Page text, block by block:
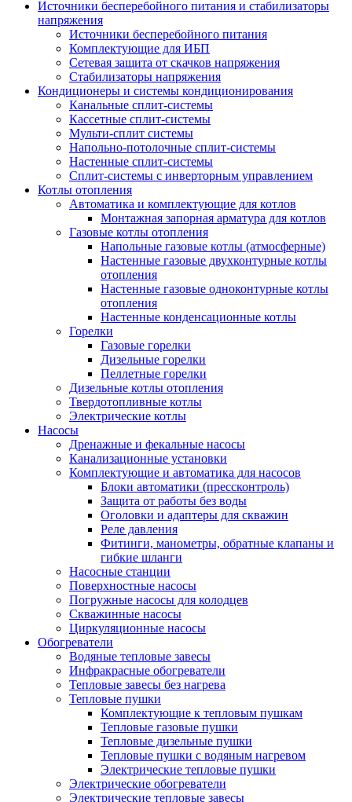
Источники бесперебойного питания и стабилизаторы
напряжения
Источники бесперебойного питания
Комплектующие для ИБП
Сетевая защита от скачков напряжения
Стабилизаторы напряжения
Кондиционеры и системы кондиционирования
Канальные сплит-системы
Кассетные сплит-системы
Мульти-сплит системы
Напольно-потолочные сплит-системы
Настенные сплит-системы
Сплит-системы с инверторным управлением
Котлы отопления
Автоматика и комплектующие для котлов
Монтажная запорная арматура для котлов
Газовые котлы отопления
Напольные газовые котлы (атмосферные)
Настенные газовые двухконтурные котлы
отопления
Настенные газовые одноконтурные котлы
отопления
Настенные конденсационные котлы
Горелки
Газовые горелки
Дизельные горелки
Пеллетные горелки
Дизельные котлы отопления
Твердотопливные котлы
Электрические котлы
Насосы
Дренажные и фекальные насосы
Канализационные установки
Комплектующие и автоматика для насосов
Блоки автоматики (прессконтроль)
Защита от работы без воды
Оголовки и адаптеры для скважин
Реле давления
Фитинги, манометры, обратные клапаны и
гибкие шланги
Насосные станции
Поверхностные насосы
Погружные насосы для колодцев
Скважинные насосы
Циркуляционные насосы
Обогреватели
Водяные тепловые завесы
Инфракрасные обогреватели
Тепловые завесы без нагрева
Тепловые пушки
Комплектующие к тепловым пушкам
Тепловые газовые пушки
Тепловые дизельные пушки
Тепловые пушки с водяным нагревом
Электрические тепловые пушки
Электрические обогреватели
Электрические тепловые завесы